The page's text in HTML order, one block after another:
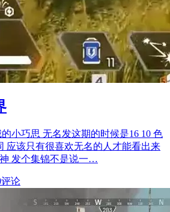
小巧思 无名发这期的时候是16 10 色
应该只有很喜欢无名的人才能看出来
发个集锦不是说一…
评论